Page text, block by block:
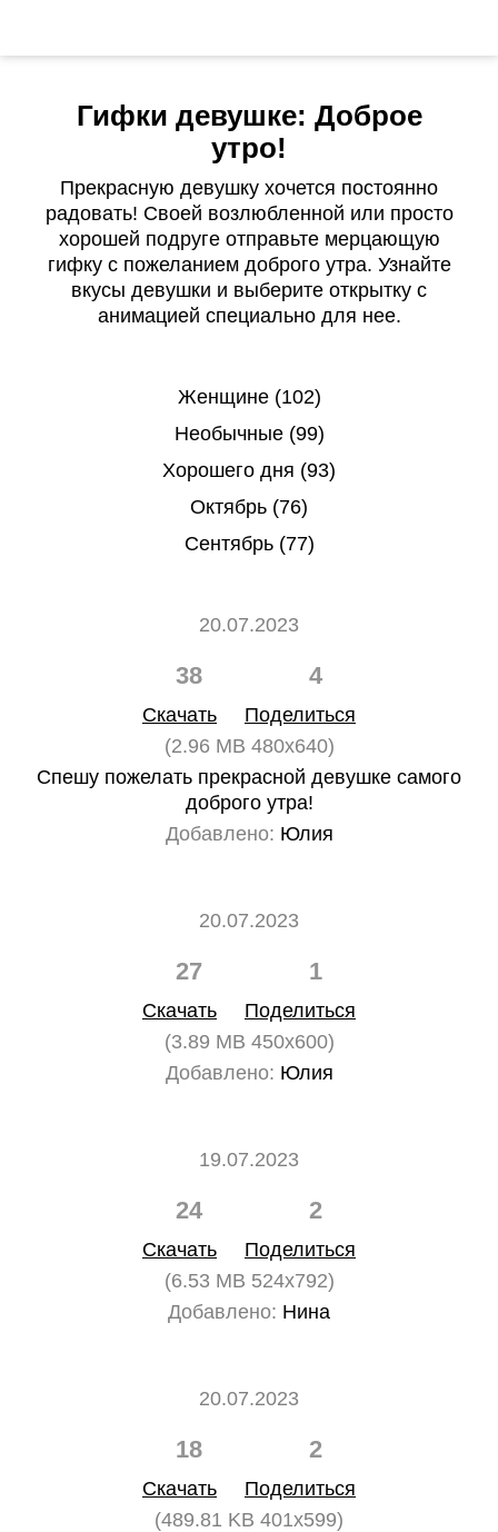
Гифки девушке: Доброе
утро!
Прекрасную девушку хочется постоянно
радовать! Своей возлюбленной или просто
хорошей подруге отправьте мерцающую
гифку с пожеланием доброго утра. Узнайте
вкусы девушки и выберите открытку с
анимацией специально для нее.
Женщине (102)
Необычные (99)
Хорошего дня (93)
Октябрь (76)
Сентябрь (77)
20.07.2023
38 4
Скачать
Поделиться
(2.96 MB 480x640)
Спешу пожелать прекрасной девушке самого
доброго утра!
Добавлено: Юлия
20.07.2023
27 1
Скачать
Поделиться
(3.89 MB 450x600)
Добавлено: Юлия
19.07.2023
24 2
Скачать
Поделиться
(6.53 MB 524x792)
Добавлено: Нина
20.07.2023
18 2
Скачать
Поделиться
(489.81 KB 401x599)